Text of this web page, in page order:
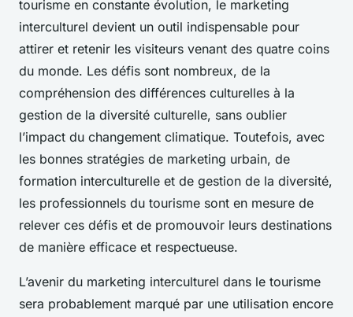
tourisme en constante évolution, le marketing
interculturel devient un outil indispensable pour
attirer et retenir les visiteurs venant des quatre coins
du monde. Les défis sont nombreux, de la
compréhension des différences culturelles à la
gestion de la diversité culturelle, sans oublier
l’impact du changement climatique. Toutefois, avec
les bonnes stratégies de marketing urbain, de
formation interculturelle et de gestion de la diversité,
les professionnels du tourisme sont en mesure de
relever ces défis et de promouvoir leurs destinations
de manière efficace et respectueuse.
L’avenir du marketing interculturel dans le tourisme
sera probablement marqué par une utilisation encore